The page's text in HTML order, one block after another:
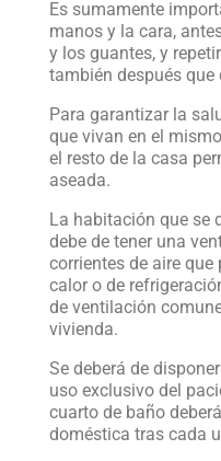
Es sumamente
manos y la cara,
y los guantes, y
también después que
Para garantizar la
que vivan en el
el resto de la casa
aseada.
La habitación que se
debe de tener una
corrientes de aire
calor o de
de ventilación
vivienda.
Se deberá de
uso exclusivo del
cuarto de baño
doméstica tras cada